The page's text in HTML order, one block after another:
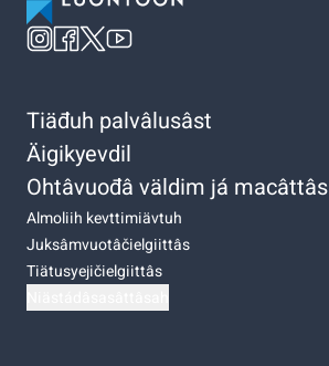
Tiäđuh palvâlusâst
Äigikyevdil
Ohtâvuođâ väldim já macâttâs
Almoliih kevttimiävtuh
Juksâmvuotâčielgiittâs
Tiätusyejičielgiittâs